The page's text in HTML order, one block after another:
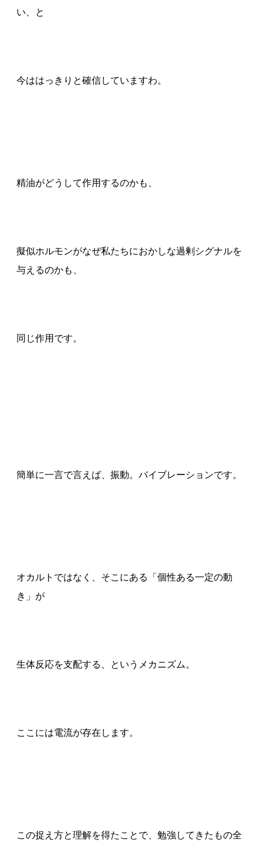
い、と
今ははっきりと確信していますわ。
精油がどうして作用するのかも、
擬似ホルモンがなぜ私たちにおかしな過剰シグナルを
与えるのかも、
同じ作用です。
簡単に一言で言えば、振動。バイブレーションです。
オカルトではなく、そこにある「個性ある一定の動
き」が
生体反応を支配する、というメカニズム。
ここには電流が存在します。
この捉え方と理解を得たことで、勉強してきたもの全